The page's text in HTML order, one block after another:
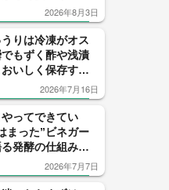
供と作りたいデ
2026年8月3日
りは冷凍がオス
もずく酢や浅漬
いしく保存する
シピを紹介2026年7月16日
ってできてい
まった”ビネガー
発酵の仕組みと
世界
2026年7月7日